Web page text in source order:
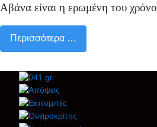
Αβάνα είναι η ερωμένη του
Περισσότερα …